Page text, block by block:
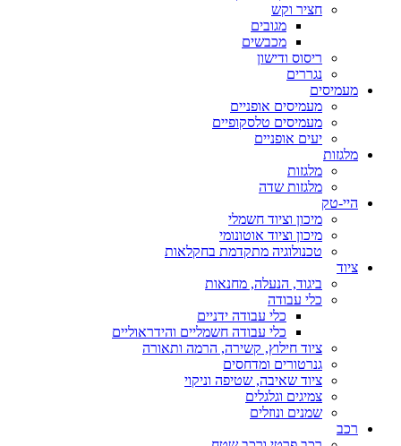
חציר וקש
מגובים
מכבשים
ריסוס ודישון
נגררים
מעמיסים
מעמיסים אופניים
מעמיסים טלסקופיים
יעים אופניים
מלגזות
מלגזות
מלגזות שדה
היי-טק
מיכון וציוד חשמלי
מיכון וציוד אוטונומי
טכנולוגיה מתקדמת בחקלאות
ציוד
ביגוד, הנעלה, מחנאות
כלי עבודה
כלי עבודה ידניים
כלי עבודה חשמליים והידראוליים
ציוד חילוץ, קשירה, הרמה ותאורה
גנרטורים ומדחסים
ציוד שאיבה, שטיפה וניקוי
צמיגים וגלגלים
שמנים ונוזלים
רכב